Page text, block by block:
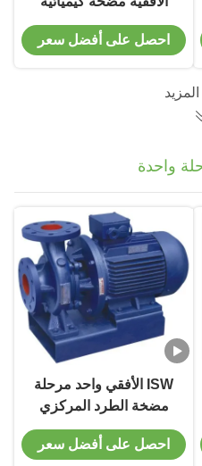
للطرد المركزي للتوريد
احصل على أفضل سعر
واحدة
ISW الأفقي واحد مرحلة
مضخة الطرد المركزي
في نهاية الصف امتصاص
احصل على أفضل سعر